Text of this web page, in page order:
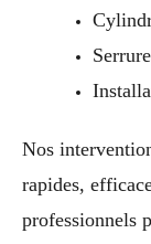
Nos
rapides,
professionnels